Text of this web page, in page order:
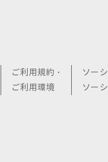
ご利用規約・
ご利用環境
ソー
ソー